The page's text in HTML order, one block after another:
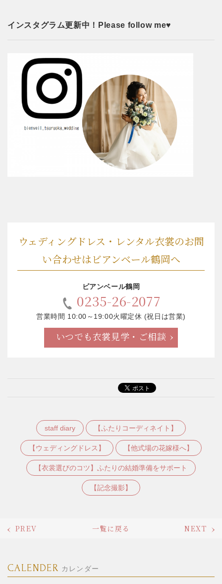
インスタグラム更新中！Please follow me♥
ウェディングドレス・レンタル衣裳のお問
い合わせはビアンベール鶴岡へ
ビアンベール鶴岡
0235-26-2077
営業時間 10:00～19:00火曜定休 (祝日は営業)
いつでも衣裳見学・ご相談
staff diary 【ふたりコーディネイト】
【ウェディングドレス】 【他式場の花嫁様へ】
【衣裳選びのコツ】ふたりの結婚準備をサポート
【記念撮影】
PREV 一覧に戻る NEXT
CALENDER カレンダー